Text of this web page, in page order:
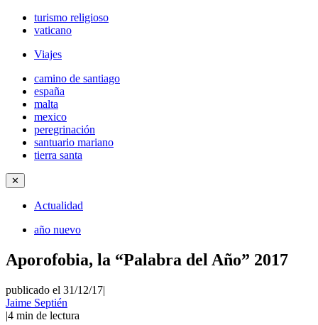
turismo religioso
vaticano
Viajes
camino de santiago
españa
malta
mexico
peregrinación
santuario mariano
tierra santa
✕
Actualidad
año nuevo
Aporofobia, la “Palabra del Año” 2017
publicado el 31/12/17|
Jaime Septién
|4 min de lectura